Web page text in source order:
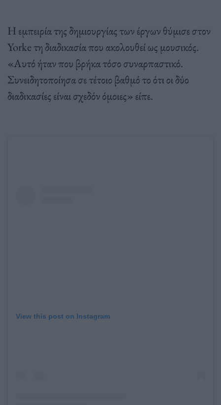
Η εμπειρία της δημιουργίας των έργων θύμισε στον
Yorke τη διαδικασία που ακολουθεί ως μουσικός.
«Αυτό ήταν που βρήκα τόσο συναρπαστικό.
Συνειδητοποίησα σε τέτοιο βαθμό το ότι οι δύο
διαδικασίες είναι σχεδόν όμοιες» είπε.
View this post on Instagram